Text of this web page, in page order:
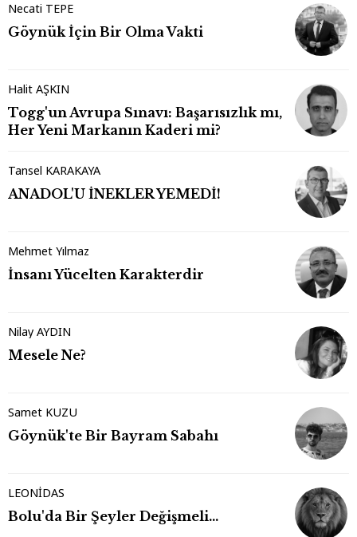
Necati TEPE
Göynük İçin Bir Olma Vakti
Halit AŞKIN
Togg'un Avrupa Sınavı: Başarısızlık mı,
Her Yeni Markanın Kaderi mi?
Tansel KARAKAYA
ANADOL'U İNEKLER YEMEDİ!
Mehmet Yılmaz
İnsanı Yücelten Karakterdir
Nilay AYDIN
Mesele Ne?
Samet KUZU
Göynük'te Bir Bayram Sabahı
LEONİDAS
Bolu'da Bir Şeyler Değişmeli…